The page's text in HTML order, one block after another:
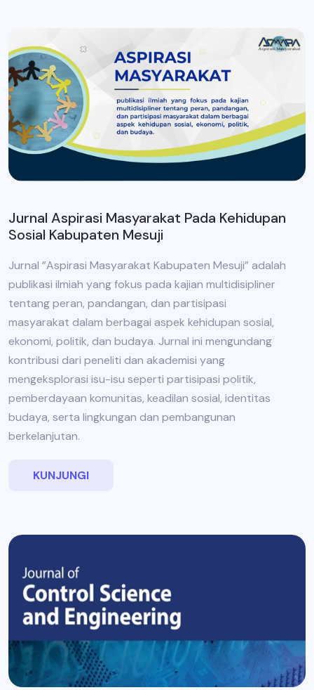
Jurnal Aspirasi Masyarakat Pada Kehidupan
Sosial Kabupaten Mesuji
Jurnal ”Aspirasi Masyarakat Kabupaten Mesuji” adalah
publikasi ilmiah yang fokus pada kajian multidisipliner
tentang peran, pandangan, dan partisipasi
masyarakat dalam berbagai aspek kehidupan sosial,
ekonomi, politik, dan budaya. Jurnal ini mengundang
kontribusi dari peneliti dan akademisi yang
mengeksplorasi isu-isu seperti partisipasi politik,
pemberdayaan komunitas, keadilan sosial, identitas
budaya, serta lingkungan dan pembangunan
berkelanjutan.
KUNJUNGI